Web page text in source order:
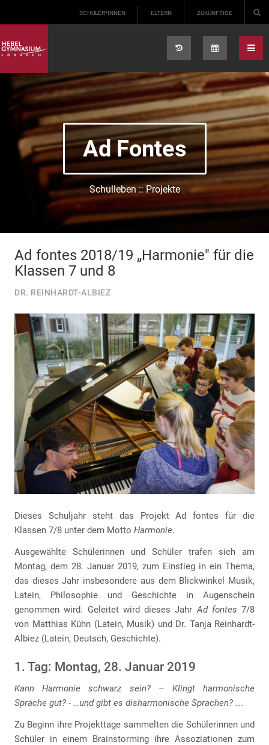
SCHÜLER*INNEN ELTERN ZUKÜNFTIGE
Ad Fontes
Schulleben :: Projekte
Ad fontes 2018/19 „Harmonie" für die
Klassen 7 und 8
DR. REINHARDT-ALBIEZ
Dieses Schuljahr steht das Projekt Ad fontes für die
Klassen 7/8 unter dem Motto Harmonie.
Ausgewählte Schülerinnen und Schüler trafen sich am
Montag, dem 28. Januar 2019, zum Einstieg in ein Thema,
das dieses Jahr insbesondere aus dem Blickwinkel Musik,
Latein, Philosophie und Geschichte in Augenschein
genommen wird. Geleitet wird dieses JahrAd fontes 7/8
von Matthias Kühn (Latein, Musik) und Dr. Tanja Reinhardt-
Albiez (Latein, Deutsch, Geschichte).
1. Tag: Montag, 28. Januar 2019
Kann Harmonie schwarz sein? – Klingt harmonische
Sprache gut? - …und gibt es disharmonische Sprachen? ….
Zu Beginn ihre Projekttage sammelten die Schülerinnen und
Schüler in einem Brainstorming ihre Assoziationen zum